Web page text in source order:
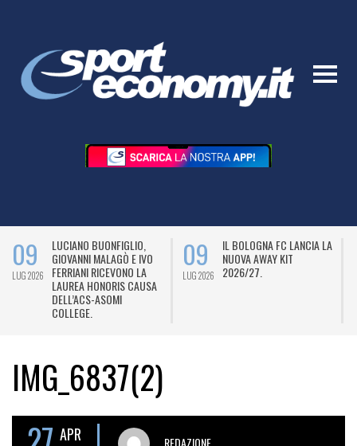
09
LUG 2026
LUCIANO BUONFIGLIO,
GIOVANNI MALAGÒ E IVO
FERRIANI RICEVONO LA
LAUREA HONORIS CAUSA
DELL’ACS-ASOMI
COLLEGE.
09
LUG 2026
IL BOLOGNA FC LANCIA LA
NUOVA AWAY KIT
2026/27.
IMG_6837(2)
APR REDAZIONE